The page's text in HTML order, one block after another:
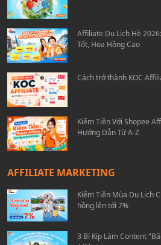
Affiliate Du Lịch Hè
Tốt, Hoa Hồng Cao
Cách trở thành KOC
Kiếm Tiền Với Shopee
Hướng Dẫn Từ A-Z
AFFILIATE MARKETING
Kiếm Tiền Mùa Du Lịch
hồng lên tới 7%
3 Bí Kíp Làm Content